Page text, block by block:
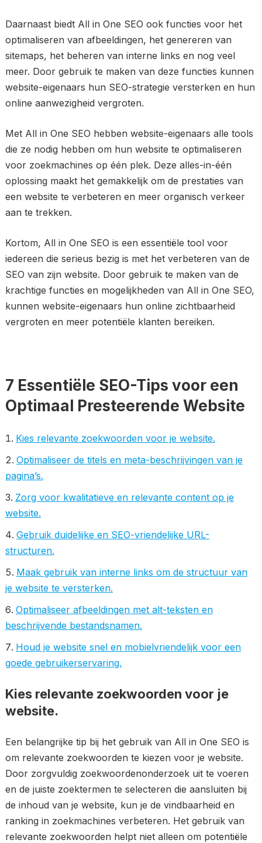
Daarnaast biedt All in One SEO ook functies voor het
optimaliseren van afbeeldingen, het genereren van
sitemaps, het beheren van interne links en nog veel
meer. Door gebruik te maken van deze functies kunnen
website-eigenaars hun SEO-strategie versterken en hun
online aanwezigheid vergroten.
Met All in One SEO hebben website-eigenaars alle tools
die ze nodig hebben om hun website te optimaliseren
voor zoekmachines op één plek. Deze alles-in-één
oplossing maakt het gemakkelijk om de prestaties van
een website te verbeteren en meer organisch verkeer
aan te trekken.
Kortom, All in One SEO is een essentiële tool voor
iedereen die serieus bezig is met het verbeteren van de
SEO van zijn website. Door gebruik te maken van de
krachtige functies en mogelijkheden van All in One SEO,
kunnen website-eigenaars hun online zichtbaarheid
vergroten en meer potentiële klanten bereiken.
7 Essentiële SEO-Tips voor een
Optimaal Presteerende Website
Kies relevante zoekwoorden voor je website.
Optimaliseer de titels en meta-beschrijvingen van je
pagina’s.
Zorg voor kwalitatieve en relevante content op je
website.
Gebruik duidelijke en SEO-vriendelijke URL-
structuren.
Maak gebruik van interne links om de structuur van
je website te versterken.
Optimaliseer afbeeldingen met alt-teksten en
beschrijvende bestandsnamen.
Houd je website snel en mobielvriendelijk voor een
goede gebruikerservaring.
Kies relevante zoekwoorden voor je
website.
Een belangrijke tip bij het gebruik van All in One SEO is
om relevante zoekwoorden te kiezen voor je website.
Door zorgvuldig zoekwoordenonderzoek uit te voeren
en de juiste zoektermen te selecteren die aansluiten bij
de inhoud van je website, kun je de vindbaarheid en
ranking in zoekmachines verbeteren. Het gebruik van
relevante zoekwoorden helpt niet alleen om potentiële